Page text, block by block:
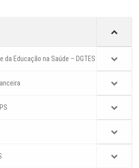
da Educação na Saúde – DGTES